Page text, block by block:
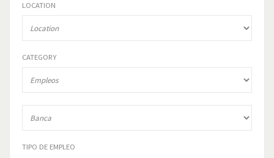
LOCATION
CATEGORY
TIPO DE EMPLEO